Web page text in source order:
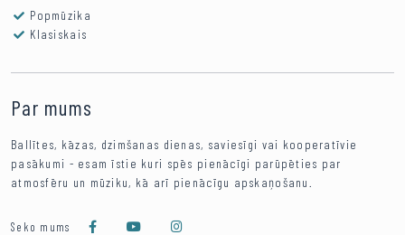
Popmūzika
Klasiskais
Par mums
Ballītes, kāzas, dzimšanas dienas, saviesīgi vai kooperatīvie
pasākumi - esam īstie kuri spēs pienācīgi parūpēties par
atmosfēru un mūziku, kā arī pienācīgu apskaņošanu.
Seko mums